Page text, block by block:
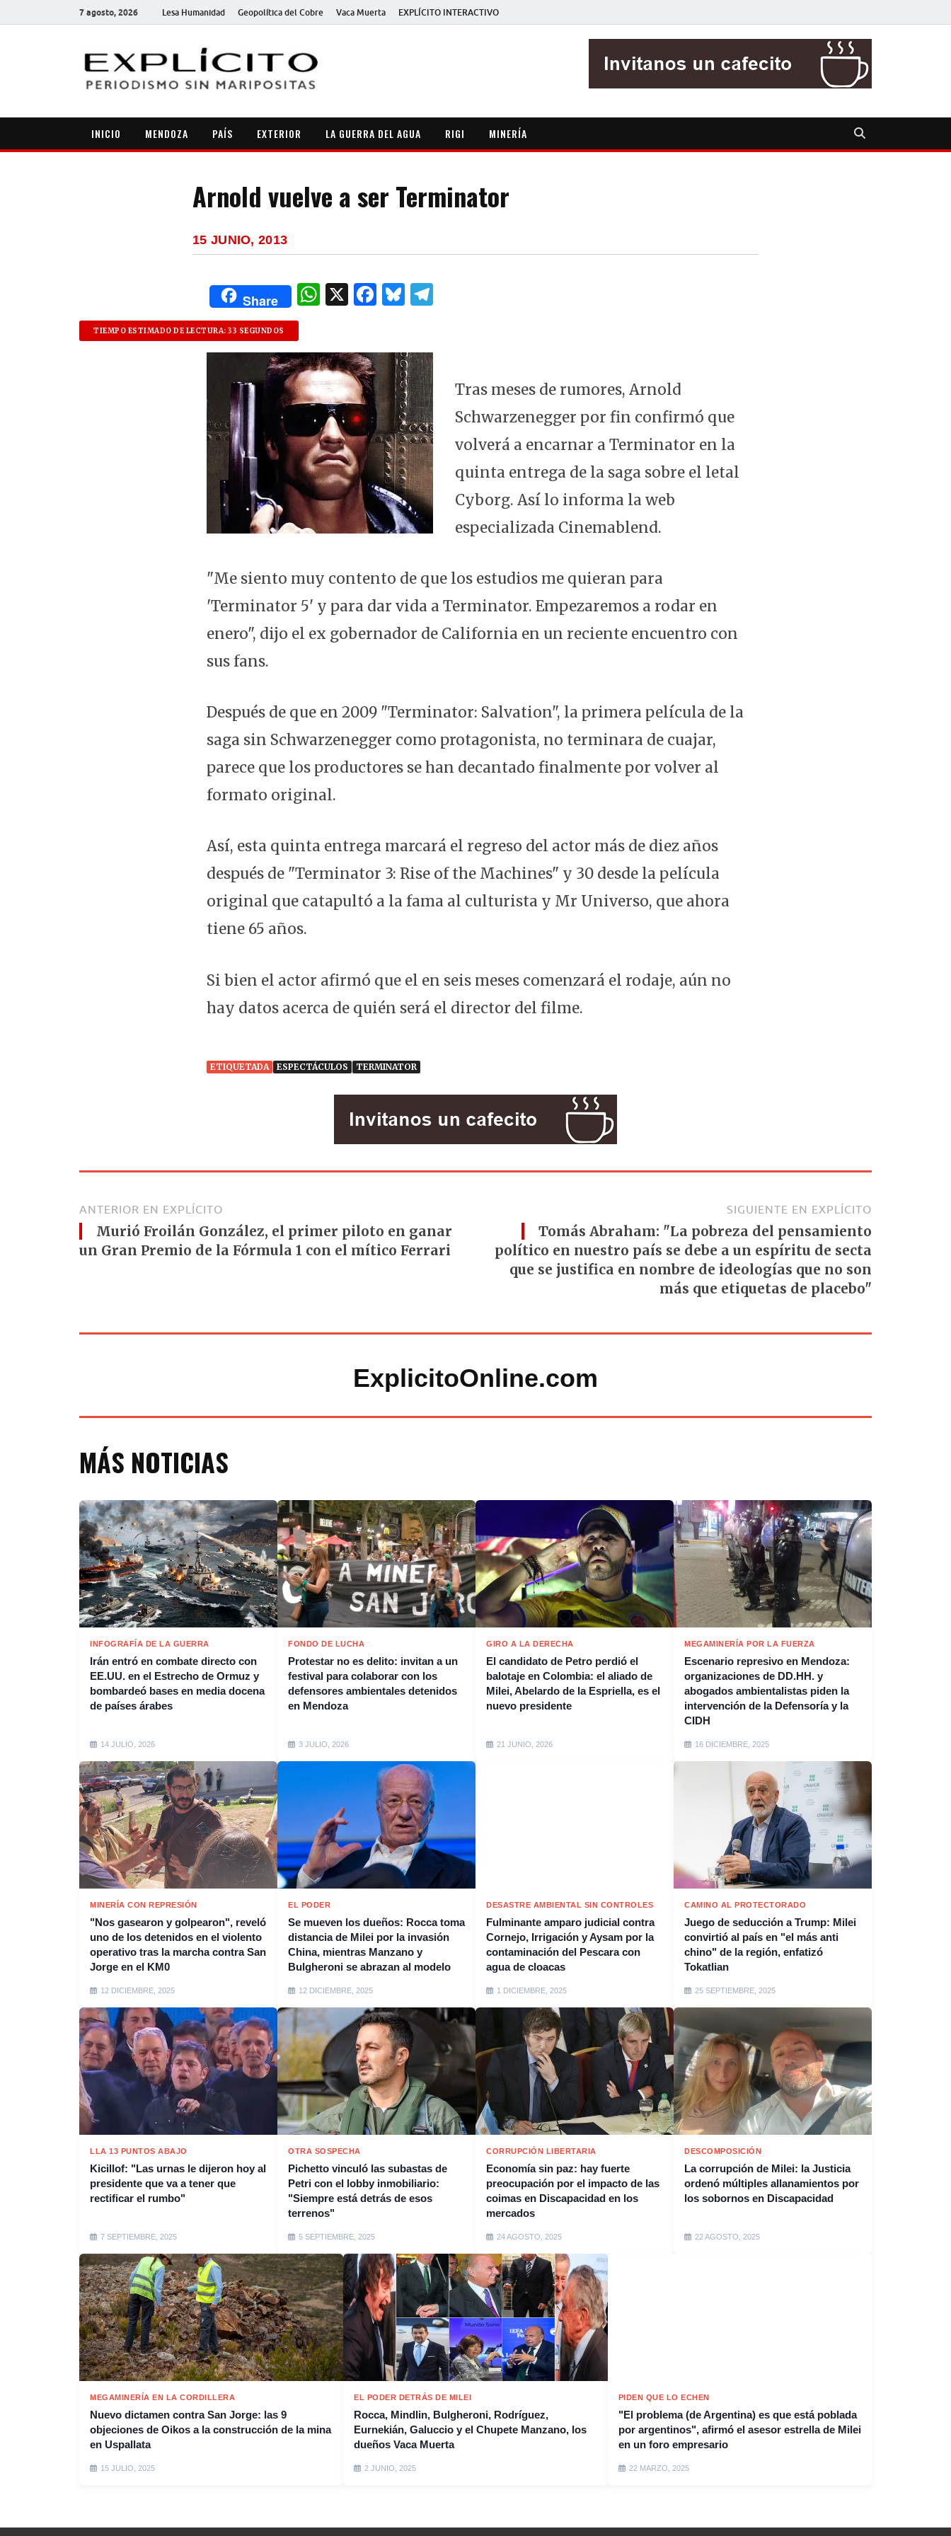
7 agosto, 2026 Lesa Humanidad Geopolítica del Cobre Vaca Muerta EXPLÍCITO INTERACTIVO
INICIO MENDOZA PAÍS EXTERIOR LA GUERRA DEL AGUA RIGI MINERÍA
Arnold vuelve a ser Terminator
15 JUNIO, 2013
Share
W
s
A
p
p
X F
e
b
o
o
k
B
k
y
TIEMPO ESTIMADO DE LECTURA: 33 SEGUNDOS
Tras meses de rumores, Arnold
Schwarzenegger por fin confirmó que
volverá a encarnar a Terminator en la
quinta entrega de la saga sobre el letal
Cyborg. Así lo informa la web
especializada Cinemablend.
"Me siento muy contento de que los estudios me quieran para
'Terminator 5' y para dar vida a Terminator. Empezaremos a rodar en
enero", dijo el ex gobernador de California en un reciente encuentro con
sus fans.
Después de que en 2009 "Terminator: Salvation", la primera película de la
saga sin Schwarzenegger como protagonista, no terminara de cuajar,
parece que los productores se han decantado finalmente por volver al
formato original.
Así, esta quinta entrega marcará el regreso del actor más de diez años
después de "Terminator 3: Rise of the Machines" y 30 desde la película
original que catapultó a la fama al culturista y Mr Universo, que ahora
tiene 65 años.
Si bien el actor afirmó que el en seis meses comenzará el rodaje, aún no
hay datos acerca de quién será el director del filme.
ETIQUETADA ESPECTÁCULOS TERMINATOR
ANTERIOR EN EXPLÍCITO
Murió Froilán González, el primer piloto en ganar
un Gran Premio de la Fórmula 1 con el mítico Ferrari
SIGUIENTE EN EXPLÍCITO
Tomás Abraham: "La pobreza del pensamiento
político en nuestro país se debe a un espíritu de secta
que se justifica en nombre de ideologías que no son
más que etiquetas de placebo"
ExplicitoOnline.com
MÁS NOTICIAS
INFOGRAFÍA DE LA GUERRA
Irán entró en combate directo con
EE.UU. en el Estrecho de Ormuz y
bombardeó bases en media docena
de países árabes
14 JULIO, 2026
FONDO DE LUCHA
Protestar no es delito: invitan a un
festival para colaborar con los
defensores ambientales detenidos
en Mendoza
3 JULIO, 2026
GIRO A LA DERECHA
El candidato de Petro perdió el
balotaje en Colombia: el aliado de
Milei, Abelardo de la Espriella, es el
nuevo presidente
21 JUNIO, 2026
MEGAMINERÍA POR LA FUERZA
Escenario represivo en Mendoza:
organizaciones de DD.HH. y
abogados ambientalistas piden la
intervención de la Defensoría y la
CIDH
16 DICIEMBRE, 2025
MINERÍA CON REPRESIÓN
"Nos gasearon y golpearon", reveló
uno de los detenidos en el violento
operativo tras la marcha contra San
Jorge en el KM0
12 DICIEMBRE, 2025
EL PODER
Se mueven los dueños: Rocca toma
distancia de Milei por la invasión
China, mientras Manzano y
Bulgheroni se abrazan al modelo
12 DICIEMBRE, 2025
DESASTRE AMBIENTAL SIN CONTROLES
Fulminante amparo judicial contra
Cornejo, Irrigación y Aysam por la
contaminación del Pescara con
agua de cloacas
1 DICIEMBRE, 2025
CAMINO AL PROTECTORADO
Juego de seducción a Trump: Milei
convirtió al país en "el más anti
chino" de la región, enfatizó
Tokatlian
25 SEPTIEMBRE, 2025
LLA 13 PUNTOS ABAJO
Kicillof: "Las urnas le dijeron hoy al
presidente que va a tener que
rectificar el rumbo"
7 SEPTIEMBRE, 2025
OTRA SOSPECHA
Pichetto vinculó las subastas de
Petri con el lobby inmobiliario:
"Siempre está detrás de esos
terrenos"
5 SEPTIEMBRE, 2025
CORRUPCIÓN LIBERTARIA
Economía sin paz: hay fuerte
preocupación por el impacto de las
coimas en Discapacidad en los
mercados
24 AGOSTO, 2025
DESCOMPOSICIÓN
La corrupción de Milei: la Justicia
ordenó múltiples allanamientos por
los sobornos en Discapacidad
22 AGOSTO, 2025
MEGAMINERÍA EN LA CORDILLERA
Nuevo dictamen contra San Jorge: las 9
objeciones de Oikos a la construcción de la mina
en Uspallata
15 JULIO, 2025
EL PODER DETRÁS DE MILEI
Rocca, Mindlin, Bulgheroni, Rodríguez,
Eurnekián, Galuccio y el Chupete Manzano, los
dueños Vaca Muerta
2 JUNIO, 2025
PIDEN QUE LO ECHEN
"El problema (de Argentina) es que está poblada
por argentinos", afirmó el asesor estrella de Milei
en un foro empresario
22 MARZO, 2025